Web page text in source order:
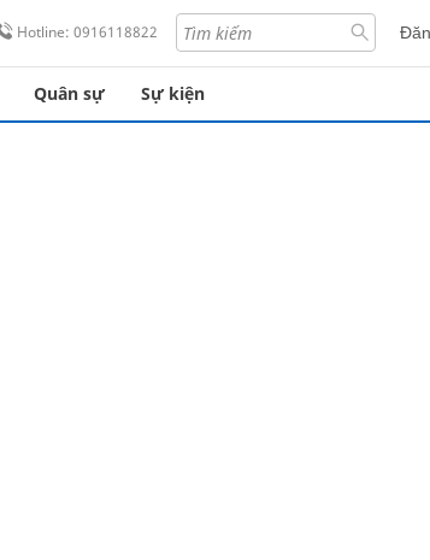
Hotline: 0916118822
Quân sự Sự kiện